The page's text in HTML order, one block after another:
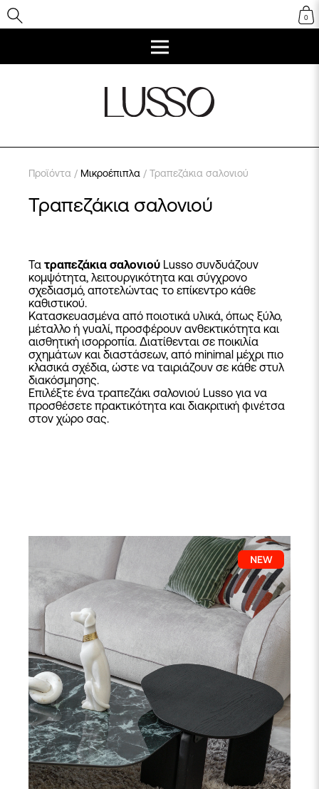
0
Προϊόντα / Μικροέπιπλα / Τραπεζάκια σαλονιού
Τραπεζάκια σαλονιού
Τα τραπεζάκια σαλονιού Lusso συνδυάζουν
κομψότητα, λειτουργικότητα και σύγχρονο
σχεδιασμό, αποτελώντας το επίκεντρο κάθε
καθιστικού.
Κατασκευασμένα από ποιοτικά υλικά, όπως ξύλο,
μέταλλο ή γυαλί, προσφέρουν ανθεκτικότητα και
αισθητική ισορροπία. Διατίθενται σε ποικιλία
σχημάτων και διαστάσεων, από minimal μέχρι πιο
κλασικά σχέδια, ώστε να ταιριάζουν σε κάθε στυλ
διακόσμησης.
Επιλέξτε ένα τραπεζάκι σαλονιού Lusso για να
προσθέσετε πρακτικότητα και διακριτική φινέτσα
στον χώρο σας.